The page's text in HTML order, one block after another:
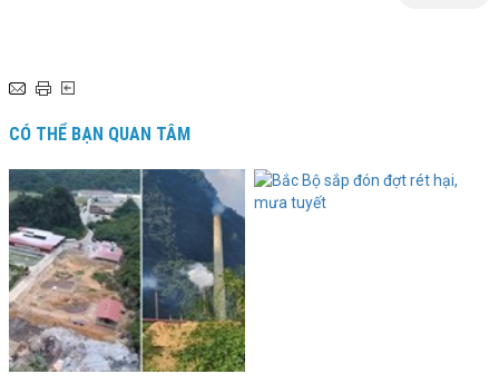
CÓ THỂ BẠN QUAN TÂM